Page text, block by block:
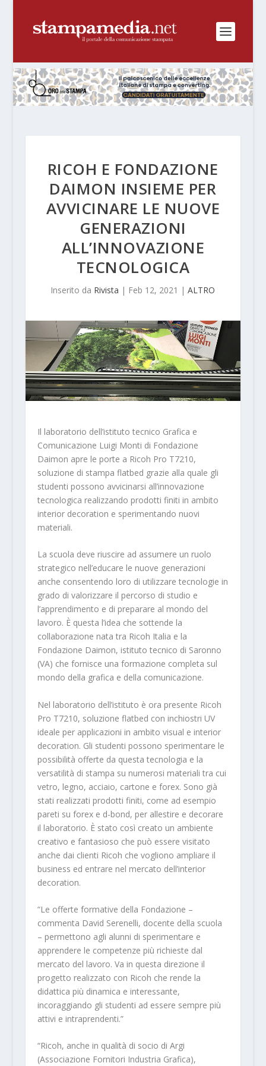
RICOH E FONDAZIONE
DAIMON INSIEME PER
AVVICINARE LE NUOVE
GENERAZIONI
ALL’INNOVAZIONE
TECNOLOGICA
Inserito da Rivista | Feb 12, 2021 |ALTRO
Il laboratorio dell’istituto tecnico Grafica e
Comunicazione Luigi Monti di Fondazione
Daimon apre le porte a Ricoh Pro T7210,
soluzione di stampa flatbed grazie alla quale gli
studenti possono avvicinarsi all’innovazione
tecnologica realizzando prodotti finiti in ambito
interior decoration e sperimentando nuovi
materiali.
La scuola deve riuscire ad assumere un ruolo
strategico nell’educare le nuove generazioni
anche consentendo loro di utilizzare tecnologie in
grado di valorizzare il percorso di studio e
l’apprendimento e di preparare al mondo del
lavoro. È questa l’idea che sottende la
collaborazione nata tra Ricoh Italia e la
Fondazione Daimon, istituto tecnico di Saronno
(VA) che fornisce una formazione completa sul
mondo della grafica e della comunicazione.
Nel laboratorio dell’istituto è ora presente Ricoh
Pro T7210, soluzione flatbed con inchiostri UV
ideale per applicazioni in ambito visual e interior
decoration. Gli studenti possono sperimentare le
possibilità offerte da questa tecnologia e la
versatilità di stampa su numerosi materiali tra cui
vetro, legno, acciaio, cartone e forex. Sono già
stati realizzati prodotti finiti, come ad esempio
pareti su forex e d-bond, per allestire e decorare
il laboratorio. È stato così creato un ambiente
creativo e fantasioso che può essere visitato
anche dai clienti Ricoh che vogliono ampliare il
business ed entrare nel mercato dell’interior
decoration.
“Le offerte formative della Fondazione –
commenta David Serenelli, docente della scuola
– permettono agli alunni di sperimentare e
apprendere le competenze più richieste dal
mercato del lavoro. Va in questa direzione il
progetto realizzato con Ricoh che rende la
didattica più dinamica e interessante,
incoraggiando gli studenti ad essere sempre più
attivi e intraprendenti.”
“Ricoh, anche in qualità di socio di Argi
(Associazione Fornitori Industria Grafica),